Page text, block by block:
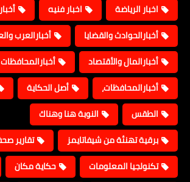
اخبار الرياضة اخبار فنيه
أخبارالحوادث والقضايا
أخبارالعرب
أخبارالمال والأقتصاد
أخبارالمحافظات
أخبارالمحافظات،
أصل الحكاية
الطقس
النوبة هنا وهناك
برقية تهنئة من شيفاتايمز
تقارير
تكنولجيا المعلومات
حكاية مكان